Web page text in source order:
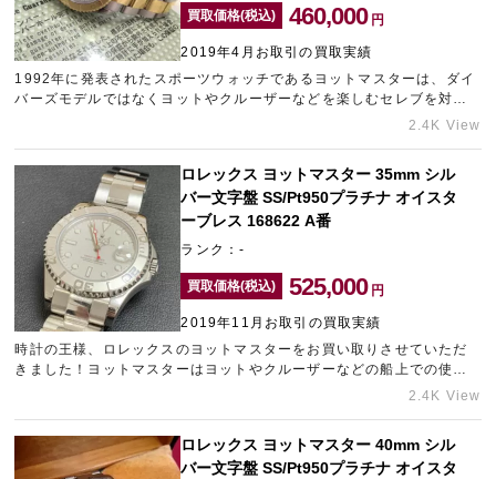
買取価格(税込) 460,000 円
2019年4月お取引の買取実績
1992年に発表されたスポーツウォッチであるヨットマスターは、ダイ
バーズモデルではなくヨットやクルーザーなどを楽しむセレブを対象
に発表されました。他にもスポーツタイプのモデルはロレックスの中
2.4K View
ロレックス ヨットマスター 35mm シル
バー文字盤 SS/Pt950プラチナ オイスタ
ーブレス 168622 A番
ランク：-
買取価格(税込) 525,000 円
2019年11月お取引の買取実績
時計の王様、ロレックスのヨットマスターをお買い取りさせていただ
きました！ヨットマスターはヨットやクルーザーなどの船上での使用
を目的として1992年にデザインされたもので、堅牢性、耐水性に優れ
2.4K View
ロレックス ヨットマスター 40mm シル
バー文字盤 SS/Pt950プラチナ オイスタ